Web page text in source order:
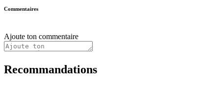
Commentaires
Ajoute ton commentaire
Recommandations